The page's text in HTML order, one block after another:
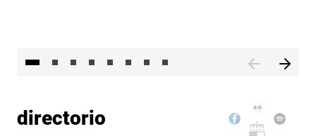
directorio